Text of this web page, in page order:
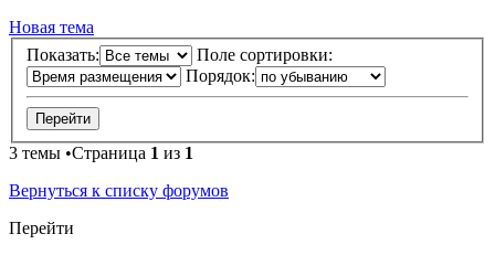
Новая тема
Показать:
Поле сортировки:
Порядок:
3 темы •Страница 1 из 1
Вернуться к списку форумов
Перейти